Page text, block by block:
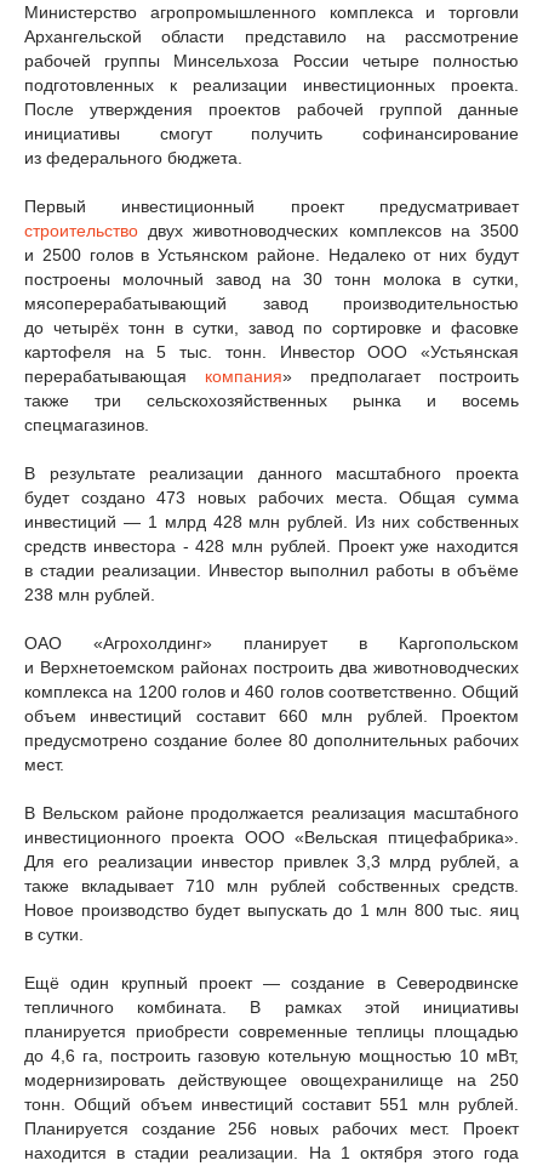
Министерство агропромышленного комплекса и торговли
Архангельской области представило на рассмотрение
рабочей группы Минсельхоза России четыре полностью
подготовленных к реализации инвестиционных проекта.
После утверждения проектов рабочей группой данные
инициативы смогут получить софинансирование
из федерального бюджета.
Первый инвестиционный проект предусматривает
строительство двух животноводческих комплексов на 3500
и 2500 голов в Устьянском районе. Недалеко от них будут
построены молочный завод на 30 тонн молока в сутки,
мясоперерабатывающий завод производительностью
до четырёх тонн в сутки, завод по сортировке и фасовке
картофеля на 5 тыс. тонн. Инвестор ООО «Устьянская
перерабатывающая компания» предполагает построить
также три сельскохозяйственных рынка и восемь
спецмагазинов.
В результате реализации данного масштабного проекта
будет создано 473 новых рабочих места. Общая сумма
инвестиций — 1 млрд 428 млн рублей. Из них собственных
средств инвестора - 428 млн рублей. Проект уже находится
в стадии реализации. Инвестор выполнил работы в объёме
238 млн рублей.
ОАО «Агрохолдинг» планирует в Каргопольском
и Верхнетоемском районах построить два животноводческих
комплекса на 1200 голов и 460 голов соответственно. Общий
объем инвестиций составит 660 млн рублей. Проектом
предусмотрено создание более 80 дополнительных рабочих
мест.
В Вельском районе продолжается реализация масштабного
инвестиционного проекта ООО «Вельская птицефабрика».
Для его реализации инвестор привлек 3,3 млрд рублей, а
также вкладывает 710 млн рублей собственных средств.
Новое производство будет выпускать до 1 млн 800 тыс. яиц
в сутки.
Ещё один крупный проект — создание в Северодвинске
тепличного комбината. В рамках этой инициативы
планируется приобрести современные теплицы площадью
до 4,6 га, построить газовую котельную мощностью 10 мВт,
модернизировать действующее овощехранилище на 250
тонн. Общий объем инвестиций составит 551 млн рублей.
Планируется создание 256 новых рабочих мест. Проект
находится в стадии реализации. На 1 октября этого года